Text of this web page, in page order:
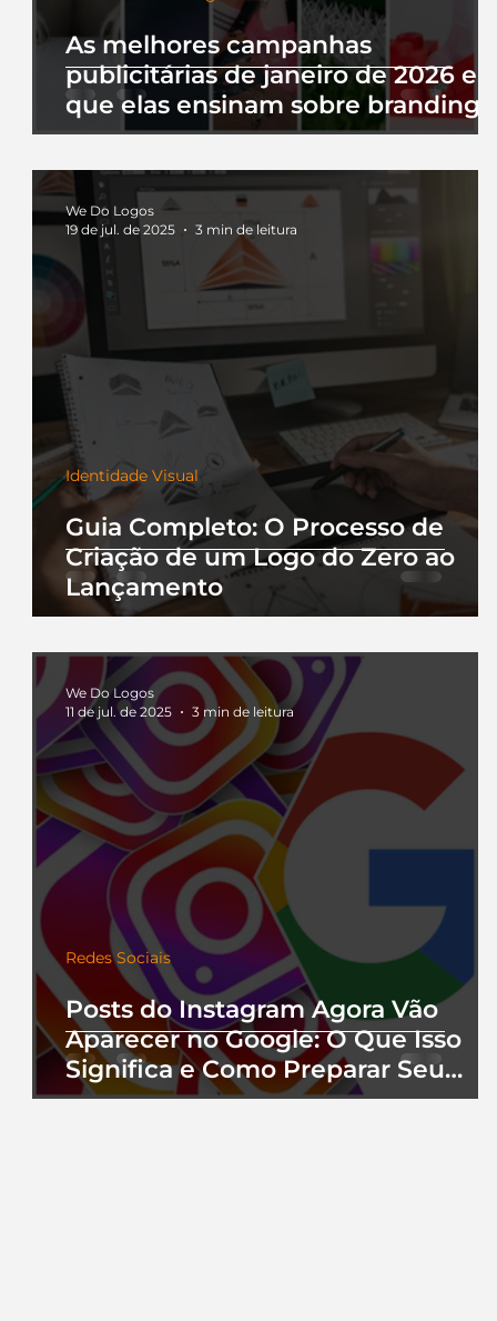
As melhores campanhas
publicitárias de janeiro de 2026 e
que elas ensinam sobre branding
Guia Completo: O Processo de
Criação de um Logo do Zero ao
Lançamento
Identidade Visual
We Do Logos
19 de jul. de 2025
3 min de leitura
Posts do Instagram Agora Vão
Aparecer no Google: O Que Isso
Significa e Como Preparar Seu
Perfil
Redes Sociais
We Do Logos
11 de jul. de 2025
3 min de leitura